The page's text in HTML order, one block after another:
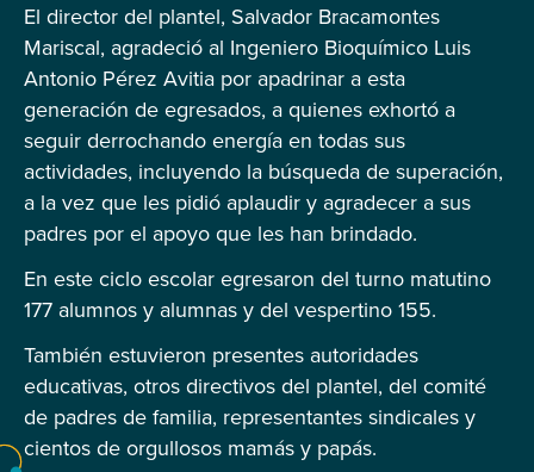
El director del plantel, Salvador Bracamontes
Mariscal, agradeció al Ingeniero Bioquímico Luis
Antonio Pérez Avitia por apadrinar a esta
generación de egresados, a quienes exhortó a
seguir derrochando energía en todas sus
actividades, incluyendo la búsqueda de superación,
a la vez que les pidió aplaudir y agradecer a sus
padres por el apoyo que les han brindado.
En este ciclo escolar egresaron del turno matutino
177 alumnos y alumnas y del vespertino 155.
También estuvieron presentes autoridades
educativas, otros directivos del plantel, del comité
de padres de familia, representantes sindicales y
cientos de orgullosos mamás y papás.